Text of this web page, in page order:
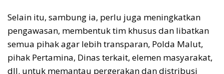
Selain itu, sambung ia, perlu juga meningkatkan
pengawasan, membentuk tim khusus dan libatkan
semua pihak agar lebih transparan, Polda Malut,
pihak Pertamina, Dinas terkait, elemen masyarakat,
dll. untuk memantau pergerakan dan distribusi